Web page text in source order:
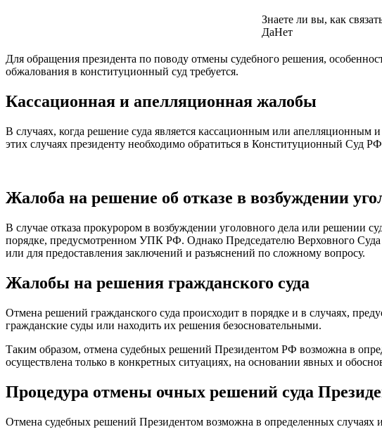
Знаете ли вы, как
ДаНет
Для обращения президента по поводу отмены судебного решения,
обжалования в конституционный суд требуется.
Кассационная и апелляционная жалобы
В случаях, когда решение суда является кассационным или апелляционным
этих случаях президенту необходимо обратиться в Конституционный
Жалоба на решение об отказе в возбуждении
В случае отказа прокурором в возбуждении уголовного дела или решении
порядке, предусмотренном УПК РФ. Однако Председателю Верховного
или для предоставления заключений и разъяснений по сложному вопросу.
Жалобы на решения гражданского суда
Отмена решений гражданского суда происходит в порядке и в случаях,
гражданские суды или находить их решения безосновательными.
Таким образом, отмена судебных решений Президентом РФ возможна в
осуществлена только в конкретных ситуациях, на основании явных и
Процедура отмены очных решений суда
Отмена судебных решений Президентом возможна в определенных случаях